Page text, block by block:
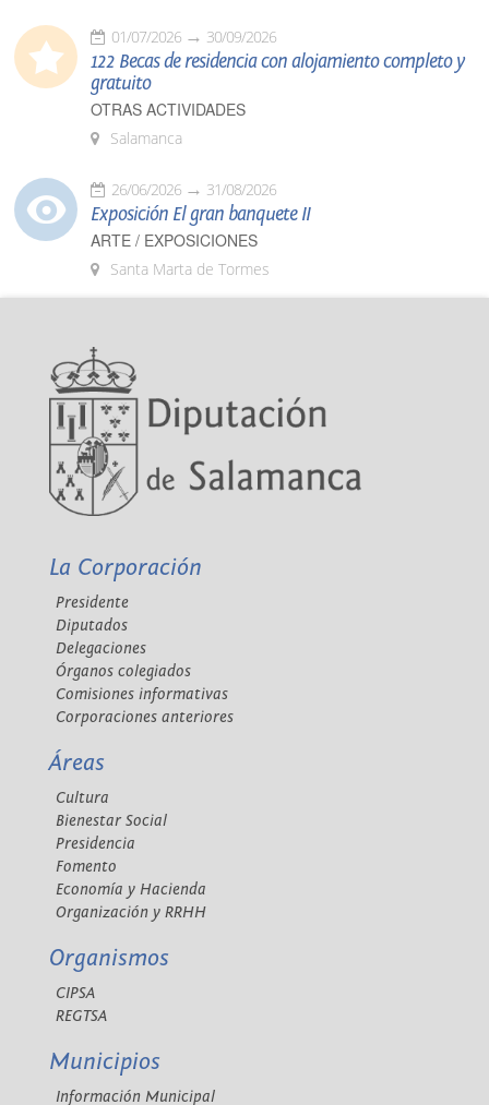
01/07/2026 30/09/2026
122 Becas de residencia con alojamiento completo y
gratuito
OTRAS ACTIVIDADES
Salamanca
26/06/2026 31/08/2026
Exposición El gran banquete II
ARTE / EXPOSICIONES
Santa Marta de Tormes
La Corporación
Presidente
Diputados
Delegaciones
Órganos colegiados
Comisiones informativas
Corporaciones anteriores
Áreas
Cultura
Bienestar Social
Presidencia
Fomento
Economía y Hacienda
Organización y RRHH
Organismos
CIPSA
REGTSA
Municipios
Información Municipal